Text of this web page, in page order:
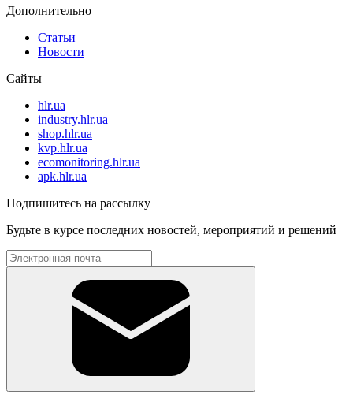
Дополнительно
Статьи
Новости
Сайты
hlr.ua
industry.hlr.ua
shop.hlr.ua
kvp.hlr.ua
ecomonitoring.hlr.ua
apk.hlr.ua
Подпишитесь на рассылку
Будьте в курсе последних новостей, мероприятий и решений